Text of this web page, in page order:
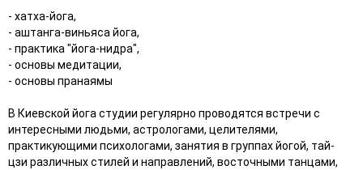
- хатха-йога,
- аштанга-виньяса йога,
- практика "йога-нидра",
- основы медитации,
- основы пранаямы
В Киевской йога студии регулярно проводятся встречи с
интересными людьми, астрологами, целителями,
практикующими психологами, занятия в группах йогой, тай-
цзи различных стилей и направлений, восточными танцами,